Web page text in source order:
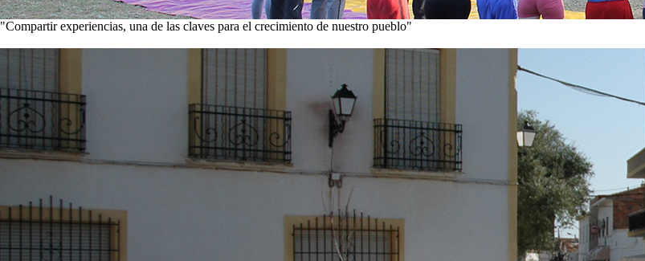
"Compartir experiencias, una de las claves para el crecimiento de nuestro pueblo"